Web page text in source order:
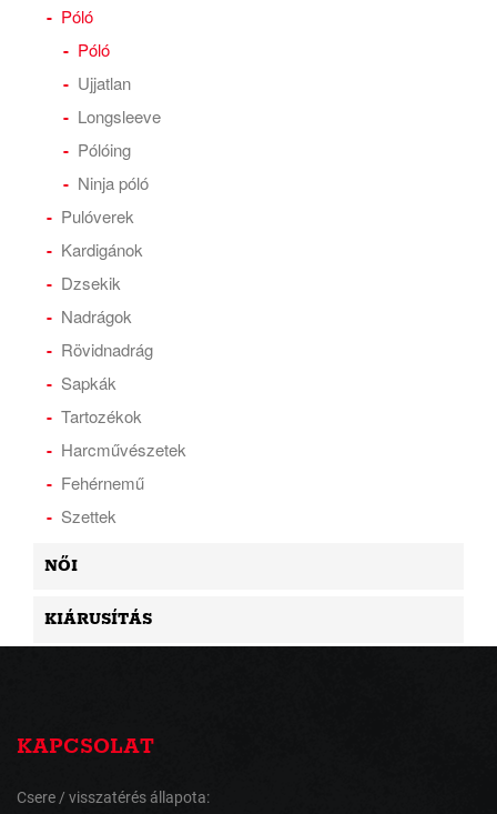
Póló
Póló
Ujjatlan
Longsleeve
Pólóing
Ninja póló
Pulóverek
Kardigánok
Dzsekik
Nadrágok
Rövidnadrág
Sapkák
Tartozékok
Harcművészetek
Fehérnemű
Szettek
NŐI
KIÁRUSÍTÁS
KAPCSOLAT
Csere / visszatérés állapota: